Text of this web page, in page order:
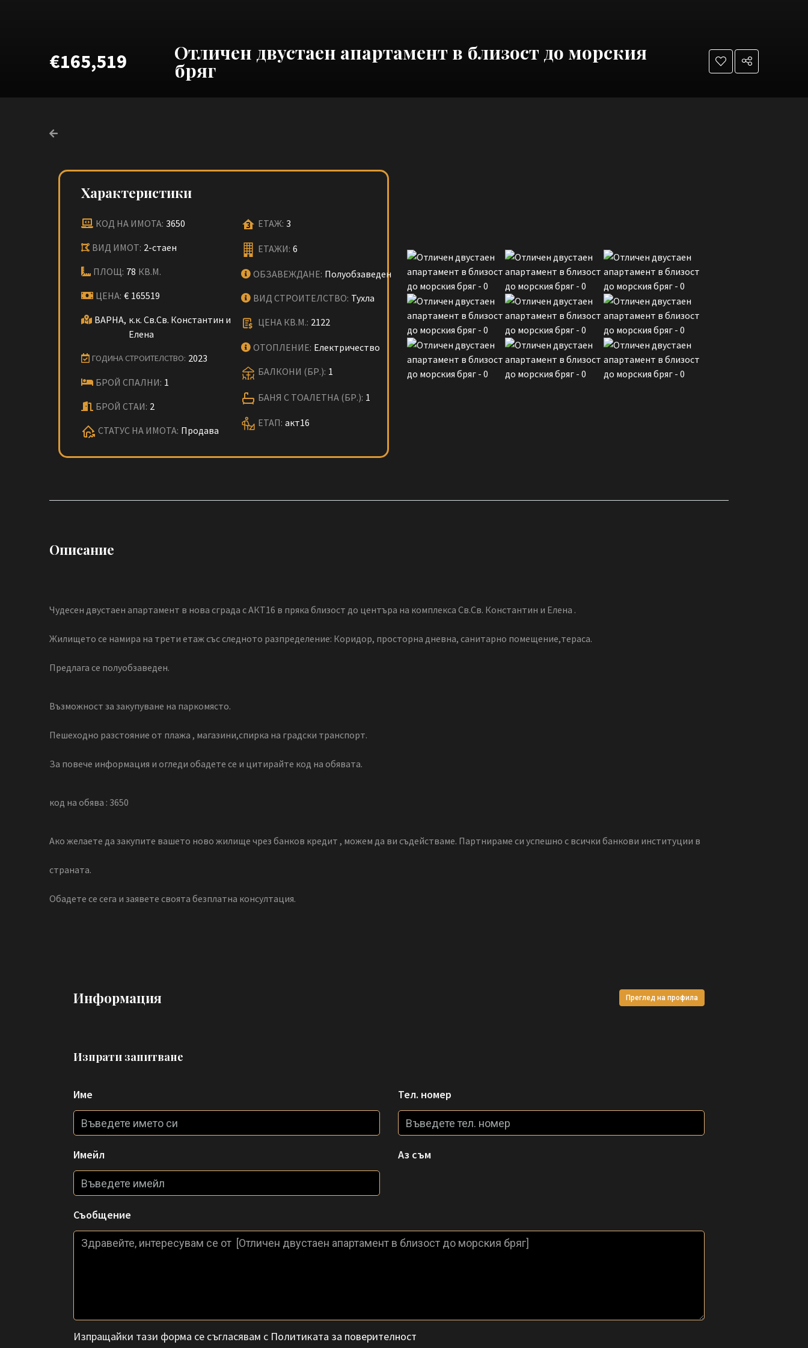
€165,519 Отличен двустаен апартамент в близост до морския
бряг
Характеристики
КОД НА ИМОТА: 3650
ВИД ИМОТ: 2-стаен
ПЛОЩ: 78 КВ.М.
ЦЕНА: € 165519
ВАРНА, к.к. Св.Св. Константин и
Елена
ГОДИНА СТРОИТЕЛСТВО: 2023
БРОЙ СПАЛНИ: 1
БРОЙ СТАИ: 2
СТАТУС НА ИМОТА: Продава
ЕТАЖ: 3
ЕТАЖИ: 6
ОБЗАВЕЖДАНЕ: Полуобзаведен
ВИД СТРОИТЕЛСТВО: Тухла
ЦЕНА КВ.М.: 2122
ОТОПЛЕНИЕ: Електричество
БАЛКОНИ (БР.): 1
БАНЯ С ТОАЛЕТНА (БР.): 1
ЕТАП: акт16
Описание
Чудесен двустаен апартамент в нова сграда с АКТ16 в пряка близост до центъра на комплекса Св.Св. Константин и Елена .
Жилището се намира на трети етаж със следното разпределение: Коридор, просторна дневна, санитарно помещение,тераса.
Предлага се полуобзаведен.
Възможност за закупуване на паркомясто.
Пешеходно разстояние от плажа , магазини,спирка на градски транспорт.
За повече информация и огледи обадете се и цитирайте код на обявата.
код на обява : 3650
Ако желаете да закупите вашето ново жилище чрез банков кредит , можем да ви съдействаме. Партнираме си успешно с всички банкови институции в
страната.
Обадете се сега и заявете своята безплатна консултация.
Информация Преглед на профила
Изпрати запитване
Име Тел. номер
Имейл Аз съм
Съобщение
Изпращайки тази форма се съгласявам с Политиката за поверителност